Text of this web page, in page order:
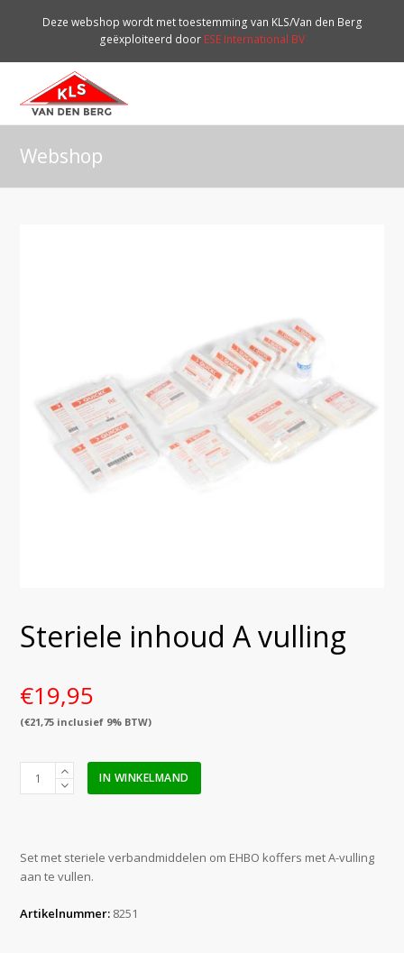
Deze webshop wordt met toestemming van KLS/Van den Berg
geëxploiteerd door ESE International BV
Webshop
Steriele inhoud A vulling
€19,95
(€21,75 inclusief 9% BTW)
Steriele
IN WINKELMAND
Set met steriele verbandmiddelen om EHBO koffers met A-vulling
aan te vullen.
Artikelnummer: 8251